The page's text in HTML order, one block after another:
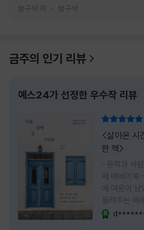
방구석 저 방구석
금주의 인기 리뷰
예스24가 선정한 우수작 리뷰
<살아온 시
한 책>
-문학과 사
째 에세이북
에 여운이
들려주는 에
사람 자신의